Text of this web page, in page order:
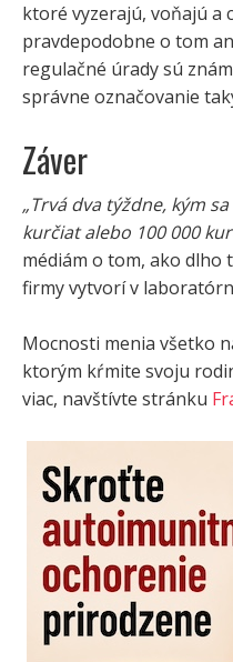
ktoré vyzerajú, voňajú a
pravdepodobne o tom
regulačné úrady sú
správne označovanie
Záver
„Trvá dva týždne, kým
kurčiat alebo 100 000
médiám o tom, ako dlho
firmy vytvorí v
Mocnosti menia všetko
ktorým kŕmite svoju
viac, navštívte stránku